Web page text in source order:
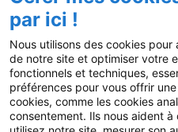
Actualités
Blog
Guides
Fil AGIPI
L’actu pro de la semaine
par ici !
Nous utilisons des cookies
de notre site et optimiser votre
fonctionnels et techniques,
préférences pour vous offrir
cookies, comme les cookies
consentement. Ils nous aident